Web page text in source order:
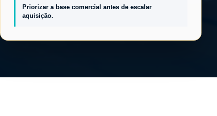
Priorizar a base comercial antes de escalar
aquisição.